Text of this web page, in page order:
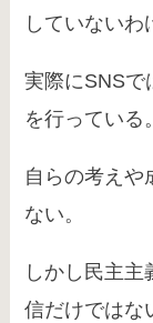
していないわ
実際にSNSで
を行っている。
自らの考えや
ない。
しかし民主
信だけではな